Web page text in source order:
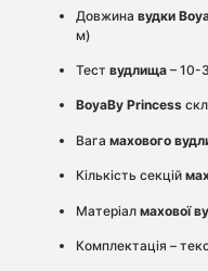
Довжина вудки
м)
Тест вудлища – 10-
BoyaBy Princess
Вага махового
Кількість секцій
Матеріал махової
Комплектація –